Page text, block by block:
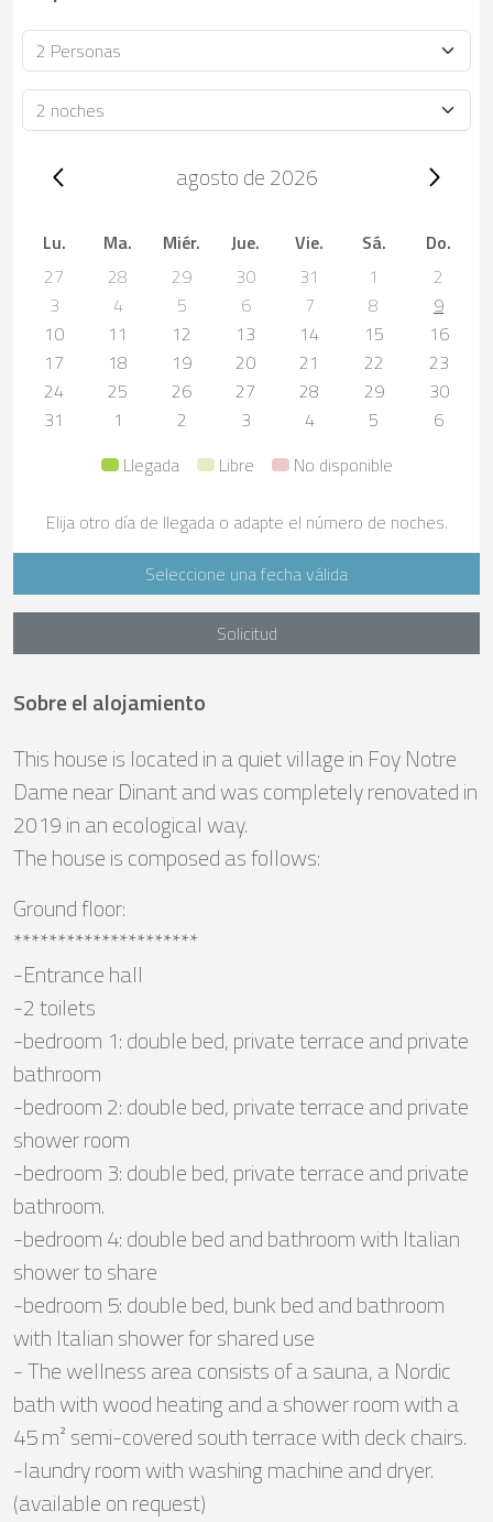
Ocupación
Duración
Trip dates, agosto de 2026
agosto de 2026
Lu. Ma. Miér. Jue. Vie. Sá.
Do.
27
28 29 30 31 1
2
3
4 5 6 7 8
9
10
11 12 13 14 15
16
17
18 19 20 21 22
23
24
25 26 27 28 29
30
31
1 2 3 4 5
6
Llegada
Libre No disponible
Elija otro día de llegada o adapte el número de noches.
Seleccione una fecha válida
Solicitud
Sobre el alojamiento
This house is located in a quiet village in Foy Notre
Dame near Dinant and was completely renovated in
2019 in an ecological way.
The house is composed as follows:
Ground floor:
*********************
-Entrance hall
-2 toilets
-bedroom 1: double bed, private terrace and private
bathroom
-bedroom 2: double bed, private terrace and private
shower room
-bedroom 3: double bed, private terrace and private
bathroom.
-bedroom 4: double bed and bathroom with Italian
shower to share
-bedroom 5: double bed, bunk bed and bathroom
with Italian shower for shared use
- The wellness area consists of a sauna, a Nordic
bath with wood heating and a shower room with a
45 m² semi-covered south terrace with deck chairs.
-laundry room with washing machine and dryer.
(available on request)